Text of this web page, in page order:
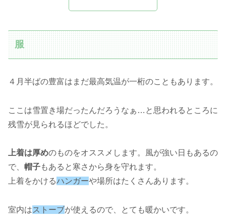
服
４月半ばの豊富はまだ最高気温が一桁のこともあります。
ここは雪置き場だったんだろうなぁ…と思われるところに
残雪が見られるほどでした。
上着は厚めのものをオススメします。風が強い日もあるの
で、 帽子もあると寒さから身を守れます。
上着をかけるハンガーや場所はたくさんあります。
室内はストーブが使えるので、とても暖かいです。